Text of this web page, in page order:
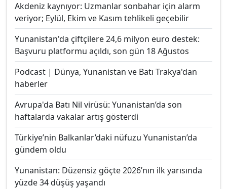
Akdeniz kaynıyor: Uzmanlar sonbahar için alarm
veriyor; Eylül, Ekim ve Kasım tehlikeli geçebilir
Yunanistan'da çiftçilere 24,6 milyon euro destek:
Başvuru platformu açıldı, son gün 18 Ağustos
Podcast | Dünya, Yunanistan ve Batı Trakya'dan
haberler
Avrupa'da Batı Nil virüsü: Yunanistan’da son
haftalarda vakalar artış gösterdi
Türkiye’nin Balkanlar’daki nüfuzu Yunanistan’da
gündem oldu
Yunanistan: Düzensiz göçte 2026’nın ilk yarısında
yüzde 34 düşüş yaşandı